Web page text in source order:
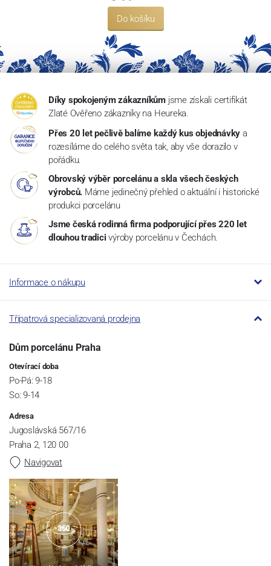
Do košíku
Díky spokojeným zákazníkům jsme získali certifikát
Zlaté Ověřeno zákazníky na Heureka.
Přes 20 let pečlivě balíme každý kus objednávky a
rozesíláme do celého světa tak, aby vše dorazilo v
pořádku.
Obrovský výběr porcelánu a skla všech českých
výrobců. Máme jedinečný přehled o aktuální i historické
produkci porcelánu
Jsme česká rodinná firma podporující přes 220 let
dlouhou tradici výroby porcelánu v Čechách.
Informace o nákupu
Třípatrová specializovaná prodejna
Dům porcelánu Praha
Otevírací doba
Po-Pá: 9-18
So: 9-14
Adresa
Jugoslávská 567/16
Praha 2, 120 00
Navigovat